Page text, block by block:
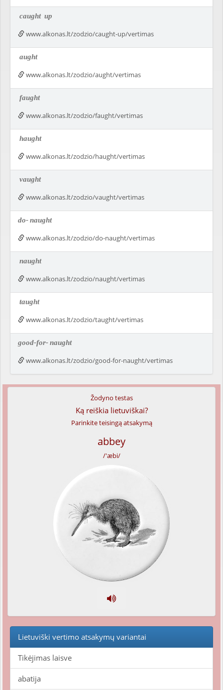
caught up
www.alkonas.lt/zodzio/caught-up/vertimas
aught
www.alkonas.lt/zodzio/aught/vertimas
faught
www.alkonas.lt/zodzio/faught/vertimas
haught
www.alkonas.lt/zodzio/haught/vertimas
vaught
www.alkonas.lt/zodzio/vaught/vertimas
do-naught
www.alkonas.lt/zodzio/do-naught/vertimas
naught
www.alkonas.lt/zodzio/naught/vertimas
taught
www.alkonas.lt/zodzio/taught/vertimas
good-for-naught
www.alkonas.lt/zodzio/good-for-naught/vertimas
Žodyno testas
Ką reiškia lietuviškai?
Parinkite teisingą atsakymą
abbey
/'æbi/
Lietuviški vertimo atsakymų variantai
Tikėjimas laisve
abatija